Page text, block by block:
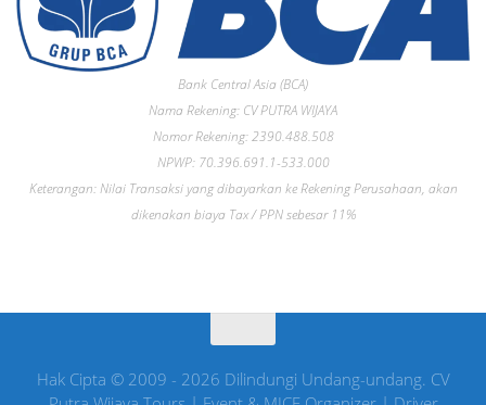
Bank Central Asia (BCA)
Nama Rekening: CV PUTRA WIJAYA
Nomor Rekening: 2390.488.508
NPWP: 70.396.691.1-533.000
Keterangan: Nilai Transaksi yang dibayarkan ke Rekening Perusahaan, akan
dikenakan biaya Tax / PPN sebesar 11%
Hak Cipta © 2009 - 2026 Dilindungi Undang-undang. CV